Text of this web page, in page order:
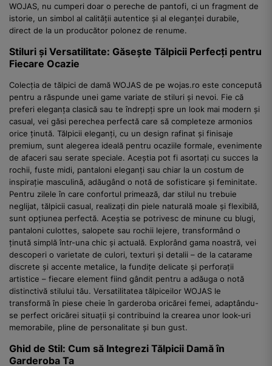
WOJAS, nu cumperi doar o pereche de pantofi, ci un fragment de
istorie, un simbol al calității autentice și al eleganței durabile,
direct de la un producător polonez de renume.
Stiluri și Versatilitate: Găsește Tălpicii Perfecți pentru
Fiecare Ocazie
Colecția de tălpici de damă WOJAS de pe wojas.ro este concepută
pentru a răspunde unei game variate de stiluri și nevoi. Fie că
preferi eleganța clasică sau te îndrepți spre un look mai modern și
casual, vei găsi perechea perfectă care să completeze armonios
orice ținută. Tălpicii eleganți, cu un design rafinat și finisaje
premium, sunt alegerea ideală pentru ocaziile formale, evenimente
de afaceri sau serate speciale. Aceștia pot fi asortați cu succes la
rochii, fuste midi, pantaloni eleganți sau chiar la un costum de
inspirație masculină, adăugând o notă de sofisticare și feminitate.
Pentru zilele în care confortul primează, dar stilul nu trebuie
neglijat, tălpicii casual, realizați din piele naturală moale și flexibilă,
sunt opțiunea perfectă. Aceștia se potrivesc de minune cu blugi,
pantaloni culottes, salopete sau rochii lejere, transformând o
ținută simplă într-una chic și actuală. Explorând gama noastră, vei
descoperi o varietate de culori, texturi și detalii – de la catarame
discrete și accente metalice, la fundițe delicate și perforații
artistice – fiecare element fiind gândit pentru a adăuga o notă
distinctivă stilului tău. Versatilitatea tălpiceilor WOJAS le
transformă în piese cheie în garderoba oricărei femei, adaptându-
se perfect oricărei situații și contribuind la crearea unor look-uri
memorabile, pline de personalitate și bun gust.
Ghid de Stil: Cum să Integrezi Tălpicii Damă în
Garderoba Ta